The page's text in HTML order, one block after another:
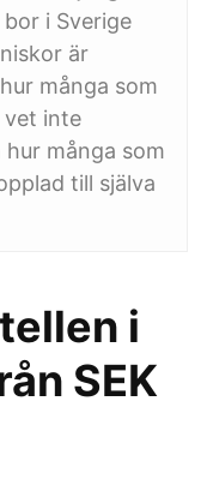
i Sverige
är
många som
vet inte
många som
till själva
i
SEK